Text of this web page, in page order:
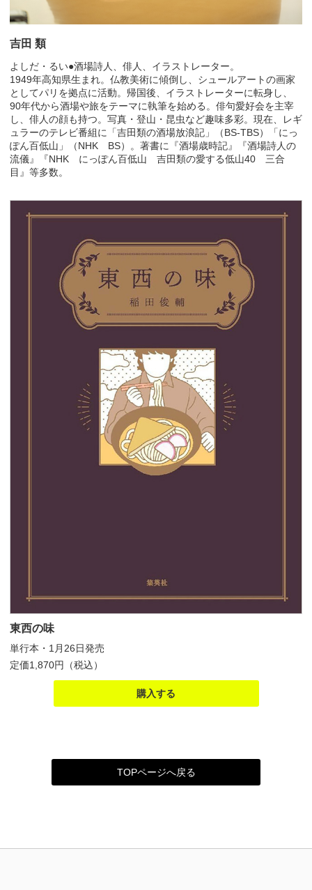
吉田 類
よしだ・るい●酒場詩人、俳人、イラストレーター。
1949年高知県生まれ。仏教美術に傾倒し、シュールアートの画家
としてパリを拠点に活動。帰国後、イラストレーターに転身し、
90年代から酒場や旅をテーマに執筆を始める。俳句愛好会を主宰
し、俳人の顔も持つ。写真・登山・昆虫など趣味多彩。現在、レギ
ュラーのテレビ番組に「吉田類の酒場放浪記」（BS-TBS）「にっ
ぽん百低山」（NHK BS）。著書に『酒場歳時記』『酒場詩人の
流儀』『NHK にっぽん百低山 吉田類の愛する低山40 三合
目』等多数。
東西の味
単行本・1月26日発売
定価1,870円（税込）
購入する
TOPページへ戻る